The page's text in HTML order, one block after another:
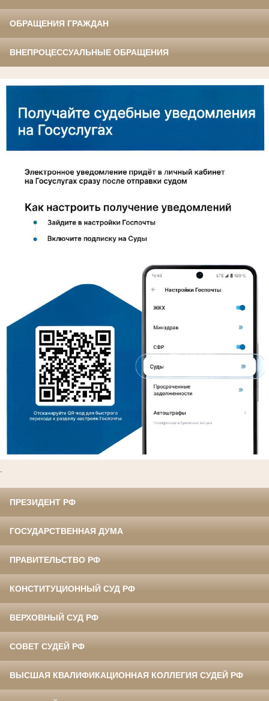
ОБРАЩЕНИЯ ГРАЖДАН
ВНЕПРОЦЕССУАЛЬНЫЕ ОБРАЩЕНИЯ
ПРЕЗИДЕНТ РФ
ГОСУДАРСТВЕННАЯ ДУМА
ПРАВИТЕЛЬСТВО РФ
КОНСТИТУЦИОННЫЙ СУД РФ
ВЕРХОВНЫЙ СУД РФ
СОВЕТ СУДЕЙ РФ
ВЫСШАЯ КВАЛИФИКАЦИОННАЯ КОЛЛЕГИЯ СУДЕЙ РФ